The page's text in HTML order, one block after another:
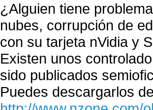
¿Alguien tiene
nubes, corrupción de
con su tarjeta nVidia y
Existen unos
sido publicados
Puedes descargarlos